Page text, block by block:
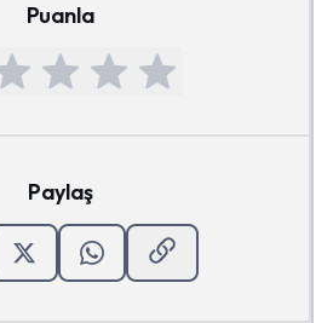
Puanla
Paylaş